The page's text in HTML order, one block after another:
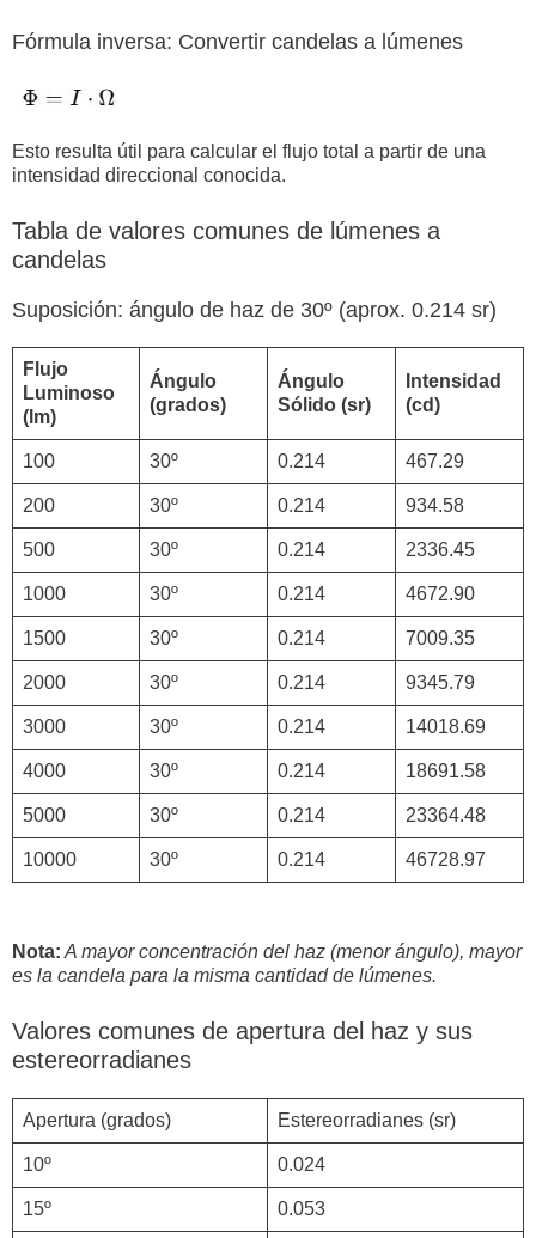
Fórmula inversa: Convertir candelas a lúmenes
Esto resulta útil para calcular el flujo total a partir de una
intensidad direccional conocida.
Tabla de valores comunes de lúmenes a
candelas
Suposición: ángulo de haz de 30º (aprox. 0.214 sr)
Flujo
Luminoso
(lm)
Ángulo
(grados)
Ángulo
Sólido (sr)
Intensidad
(cd)
100 30º 0.214 467.29
200 30º 0.214 934.58
500 30º 0.214 2336.45
1000 30º 0.214 4672.90
1500 30º 0.214 7009.35
2000 30º 0.214 9345.79
3000 30º 0.214 14018.69
4000 30º 0.214 18691.58
5000 30º 0.214 23364.48
10000 30º 0.214 46728.97
Nota: A mayor concentración del haz (menor ángulo), mayor
es la candela para la misma cantidad de lúmenes.
Valores comunes de apertura del haz y sus
estereorradianes
Apertura (grados) Estereorradianes (sr)
10º 0.024
15º 0.053